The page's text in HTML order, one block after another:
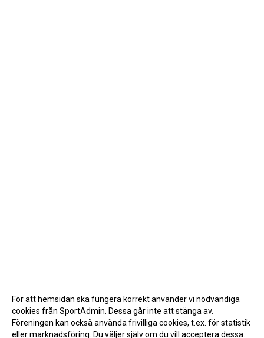
För att hemsidan ska fungera korrekt använder vi nödvändiga
cookies från SportAdmin. Dessa går inte att stänga av.
Föreningen kan också använda frivilliga cookies, t.ex. för statistik
eller marknadsföring. Du väljer själv om du vill acceptera dessa.